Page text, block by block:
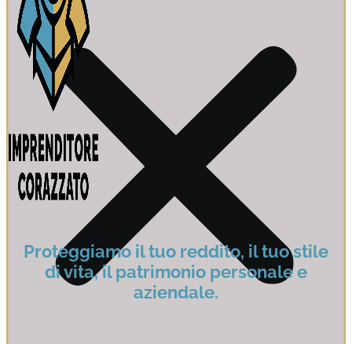
Proteggiamo il tuo reddito, il tuo stile
di vita, il patrimonio personale e
aziendale.